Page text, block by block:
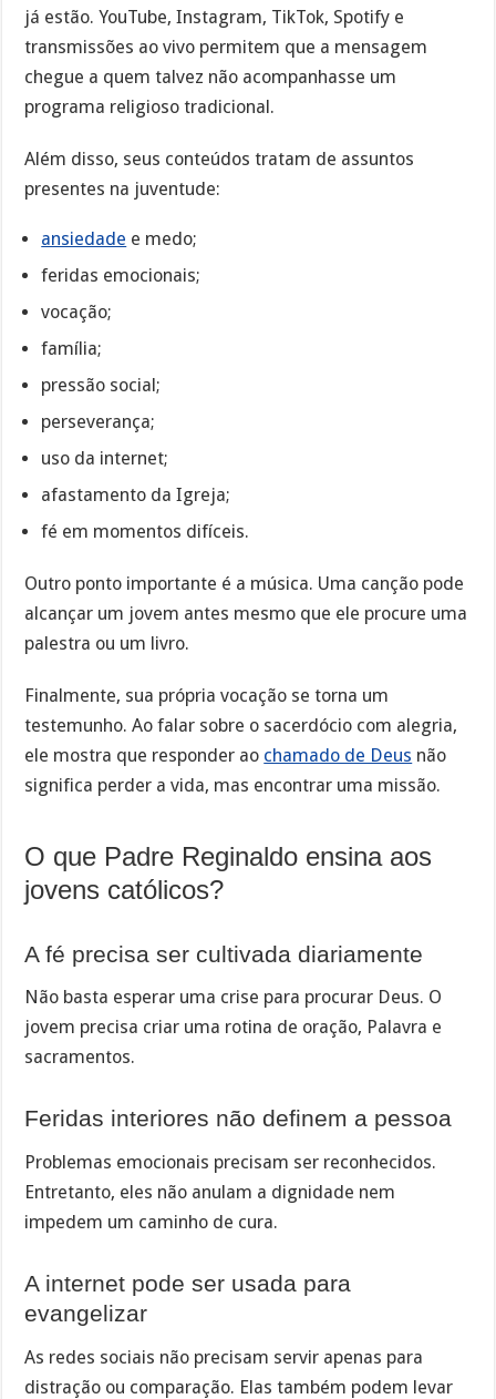
já estão. YouTube, Instagram, TikTok, Spotify e
transmissões ao vivo permitem que a mensagem
chegue a quem talvez não acompanhasse um
programa religioso tradicional.
Além disso, seus conteúdos tratam de assuntos
presentes na juventude:
ansiedade e medo;
feridas emocionais;
vocação;
família;
pressão social;
perseverança;
uso da internet;
afastamento da Igreja;
fé em momentos difíceis.
Outro ponto importante é a música. Uma canção pode
alcançar um jovem antes mesmo que ele procure uma
palestra ou um livro.
Finalmente, sua própria vocação se torna um
testemunho. Ao falar sobre o sacerdócio com alegria,
ele mostra que responder ao chamado de Deus não
significa perder a vida, mas encontrar uma missão.
O que Padre Reginaldo ensina aos
jovens católicos?
A fé precisa ser cultivada diariamente
Não basta esperar uma crise para procurar Deus. O
jovem precisa criar uma rotina de oração, Palavra e
sacramentos.
Feridas interiores não definem a pessoa
Problemas emocionais precisam ser reconhecidos.
Entretanto, eles não anulam a dignidade nem
impedem um caminho de cura.
A internet pode ser usada para
evangelizar
As redes sociais não precisam servir apenas para
distração ou comparação. Elas também podem levar